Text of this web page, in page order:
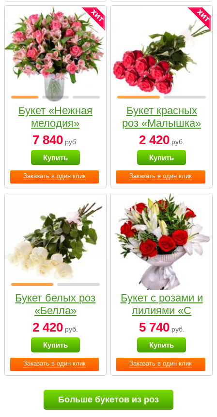
Заказать в один клик
Букет «Нежная
мелодия»
7 840 руб.
Купить
Заказать в один клик
Букет красных
роз «Малышка»
2 420руб.
Купить
Заказать в один клик
Букет белых роз
«Белла»
2 420 руб.
Купить
Заказать в один клик
Букет с розами и
лилиями «С
наилучшими
пожеланиями»
5 740руб.
Купить
Больше букетов из роз